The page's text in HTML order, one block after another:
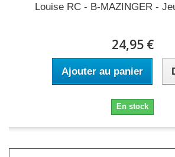
Louise RC - B-MAZINGER -
24,95 €
Ajouter au panier
En stock